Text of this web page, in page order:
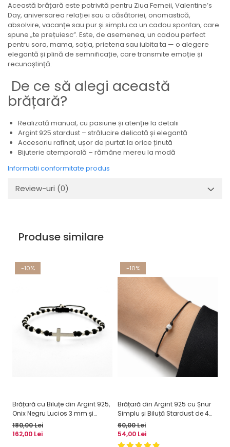
Această brățară este potrivită pentru Ziua Femeii, Valentine’s
Day, aniversarea relației sau a căsătoriei, onomastică,
absolvire, vacanțe sau pur și simplu ca un cadou spontan, care
spune „te prețuiesc”. Este, de asemenea, un cadou perfect
pentru sora, mama, soția, prietena sau iubita ta — o alegere
elegantă și plină de semnificație, care transmite emoție și
recunoștință.
De ce să alegi această
brățară?
Realizată manual, cu pasiune și atenție la detalii
Argint 925 stardust – strălucire delicată și elegantă
Accesoriu rafinat, ușor de purtat la orice ținută
Bijuterie atemporală – rămâne mereu la modă
Informatii conformitate produs
Review-uri (0)
Produse similare
-10%
Brățară cu Biluțe din Argint 925,
Onix Negru Lucios 3 mm și
Cruciuliță din Argint – Forță
Interioară și Protecție
180,00 Lei
162,00 Lei
-10%
Brățară din Argint 925 cu Șnur
Simplu și Biluță Stardust de 4
mm
60,00 Lei
54,00 Lei